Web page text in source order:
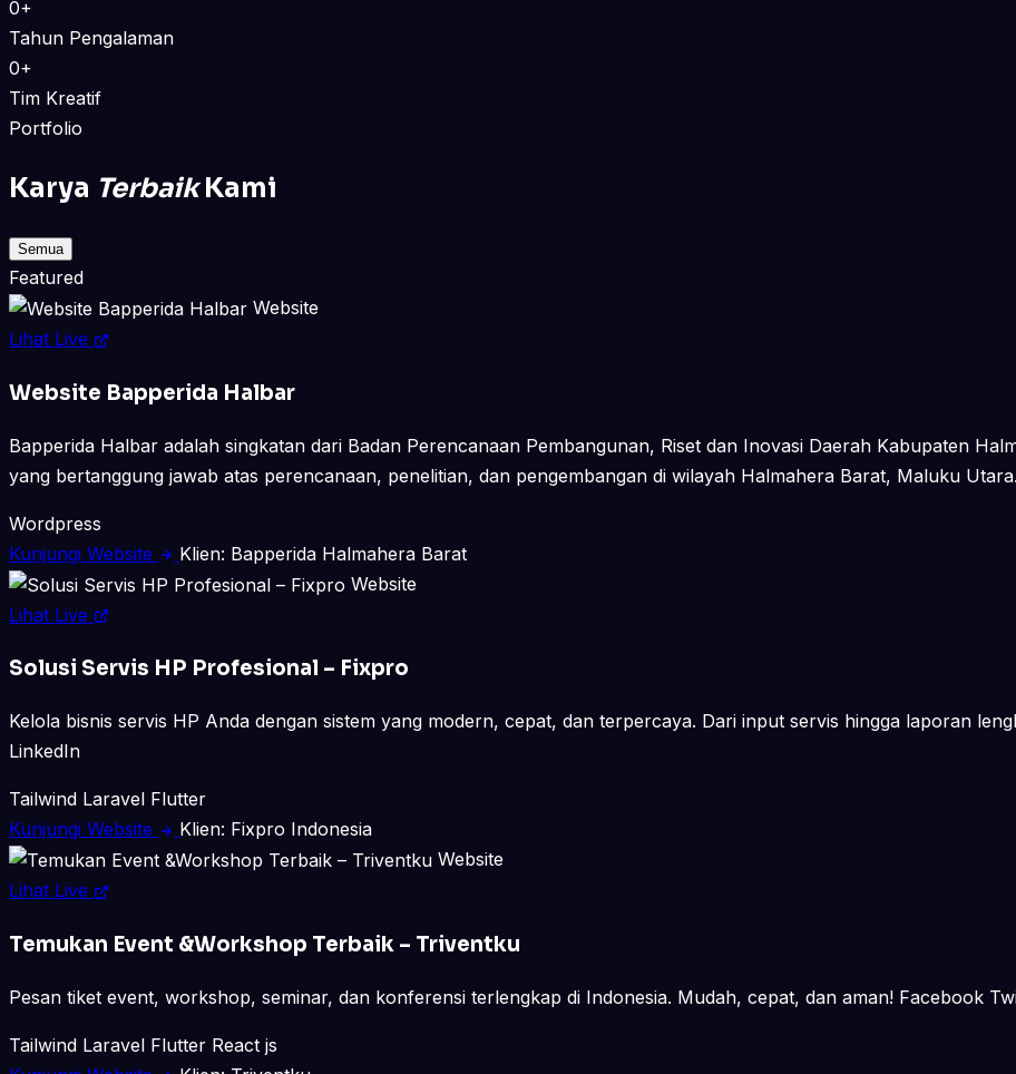
0+
Tahun Pengalaman
0+
Tim Kreatif
Portfolio
Karya TerbaikKami
Semua
Featured
Website
Lihat Live
Website Bapperida Halbar
Bapperida Halbar adalah singkatan dari Badan Perencanaan Pembangunan, Riset dan Inovasi Daerah Kabupaten
yang bertanggung jawab atas perencanaan, penelitian, dan pengembangan di wilayah Halmahera Barat, Maluku
Wordpress
Kunjungi Website
Klien: Bapperida Halmahera Barat
Website
Lihat Live
Solusi Servis HP Profesional – Fixpro
Kelola bisnis servis HP Anda dengan sistem yang modern, cepat, dan terpercaya. Dari input servis hingga laporan
LinkedIn
Tailwind Laravel Flutter
Kunjungi Website
Klien: Fixpro Indonesia
Website
Lihat Live
Temukan Event &Workshop Terbaik – Triventku
Pesan tiket event, workshop, seminar, dan konferensi terlengkap di Indonesia. Mudah, cepat, dan aman! Facebook
Tailwind Laravel Flutter React js